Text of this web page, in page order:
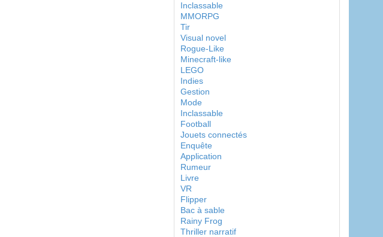
Inclassable
MMORPG
Tir
Visual novel
Rogue-Like
Minecraft-like
LEGO
Indies
Gestion
Mode
Inclassable
Football
Jouets connectés
Enquête
Application
Rumeur
Livre
VR
Flipper
Bac à sable
Rainy Frog
Thriller narratif